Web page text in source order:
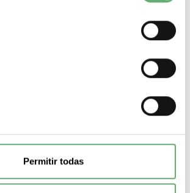
Permitir todas
[PLAZO 3-6 SEMANAS]
de Schneider Electric ref. 8836
con un 56% de...
+
Comprar